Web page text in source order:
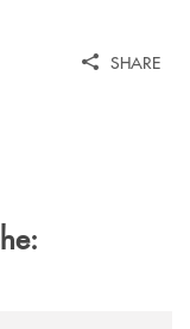
SHARE